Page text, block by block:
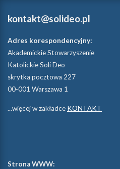
kontakt@solideo.pl
Adres korespondencyjny:
Akademickie Stowarzyszenie
Katolickie Soli Deo
skrytka pocztowa 227
00-001 Warszawa 1
...więcej w zakładce KONTAKT
Strona WWW: